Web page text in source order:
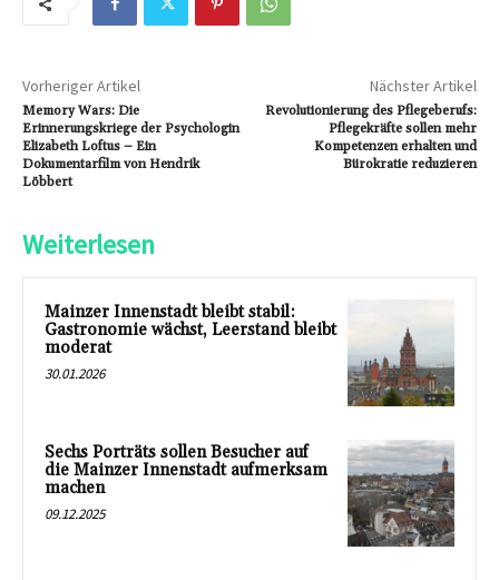
Vorheriger Artikel
Memory Wars: Die
Erinnerungskriege der Psychologin
Elizabeth Loftus – Ein
Dokumentarfilm von Hendrik
Löbbert
Nächster Artikel
Revolutionierung des Pflegeberufs:
Pflegekräfte sollen mehr
Kompetenzen erhalten und
Bürokratie reduzieren
Weiterlesen
Mainzer Innenstadt bleibt stabil:
Gastronomie wächst, Leerstand bleibt
moderat
30.01.2026
Sechs Porträts sollen Besucher auf
die Mainzer Innenstadt aufmerksam
machen
09.12.2025